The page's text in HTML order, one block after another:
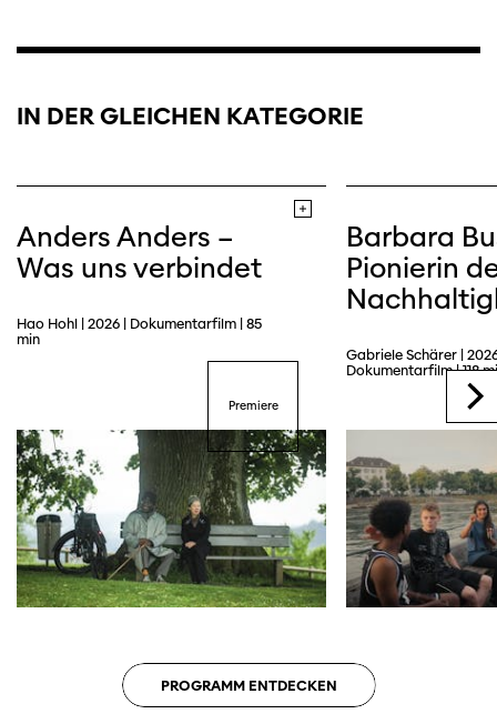
IN DER GLEICHEN KATEGORIE
PROGRAMM ENTDECKEN
Anders Anders –
Was uns verbindet
Hao Hohl | 2026 | Dokumentarfilm | 85
min
Premiere
Barbara
Pionierin
Gabriele Schärer |
Dokumentarfilm | 118